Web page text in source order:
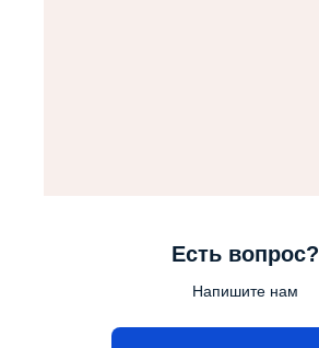
Есть вопрос?
Напишите нам